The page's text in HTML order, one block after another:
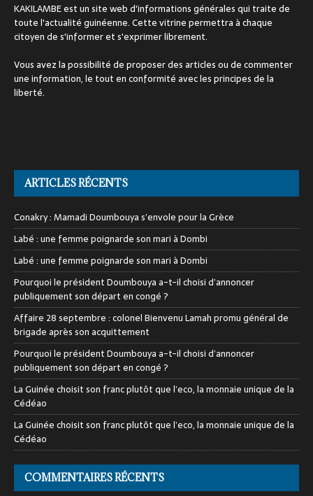
KAKILAMBE est un site web d'informations générales qui traite de
toute l'actualité guinéenne. Cette vitrine permettra à chaque
citoyen de s'informer et s'exprimer librement.
Vous avez la possibilité de proposer des articles ou de commenter
une information, le tout en conformité avec les principes de la
liberté.
ARTICLES RÉCENTS
Conakry : Mamadi Doumbouya s’envole pour la Grèce
Labé : une femme poignarde son mari à Dombi
Labé : une femme poignarde son mari à Dombi
Pourquoi le président Doumbouya a-t-il choisi d’annoncer
publiquement son départ en congé ?
Affaire 28 septembre : colonel Bienvenu Lamah promu général de
brigade après son acquittement
Pourquoi le président Doumbouya a-t-il choisi d’annoncer
publiquement son départ en congé ?
La Guinée choisit son franc plutôt que l’eco, la monnaie unique de la
Cédéao
La Guinée choisit son franc plutôt que l’eco, la monnaie unique de la
Cédéao
COMMENTAIRES RÉCENTS